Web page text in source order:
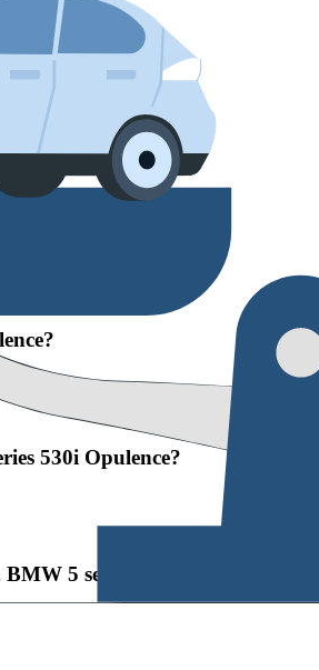
530i Opulence?
5 series 530i Opulence 2026?